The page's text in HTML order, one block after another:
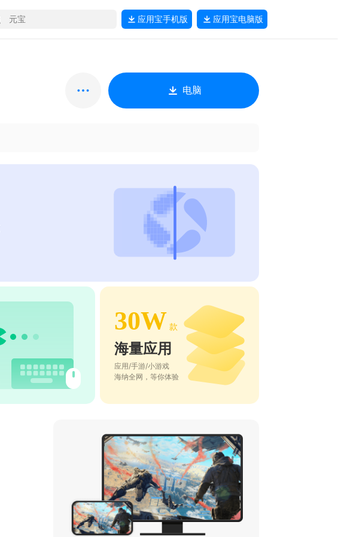
应用宝手机版 应用宝电脑版
电脑
30W 款
海量应用
应用/手游/小游戏
海纳全网，等你体验